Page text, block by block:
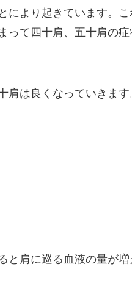
により起きています。こ
って四十肩、五十肩の症
肩は良くなっていきます
と肩に巡る血液の量が増